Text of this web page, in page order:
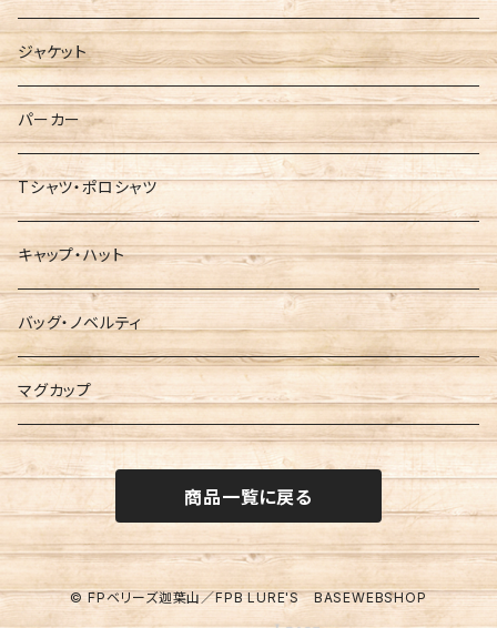
ジャケット
パーカー
Tシャツ・ポロシャツ
キャップ・ハット
バッグ・ノベルティ
マグカップ
商品一覧に戻る
© FPベリーズ迦葉山／FPB LURE'S BASEWEBSHOP